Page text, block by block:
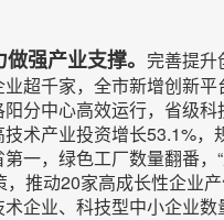
强产业支撑。 完善提
超千家，全市新增创新
分中心高效运行，省级
技术产业投资增长53.1%
一，绿色工厂数量翻番
推动20家高成长性企业
企业、科技型中小企业数